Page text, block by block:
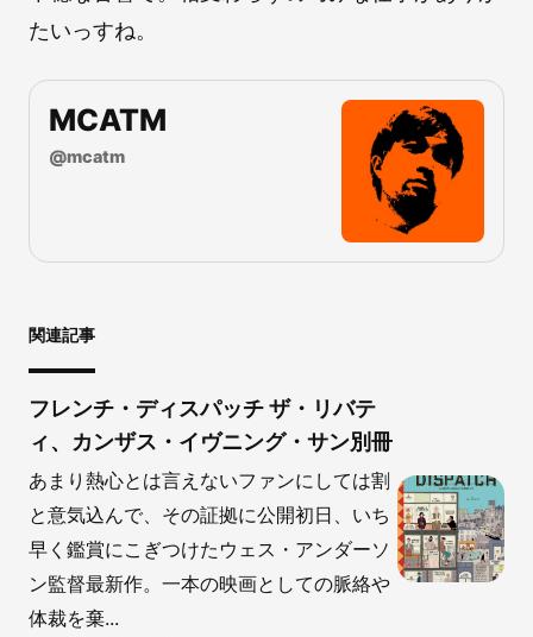
たいっすね。
MCATM
@mcatm
関連記事
フレンチ・ディスパッチ ザ・リバテ
ィ、カンザス・イヴニング・サン別冊
あまり熱心とは言えないファンにしては割
と意気込んで、その証拠に公開初日、いち
早く鑑賞にこぎつけたウェス・アンダーソ
ン監督最新作。一本の映画としての脈絡や
体裁を棄...